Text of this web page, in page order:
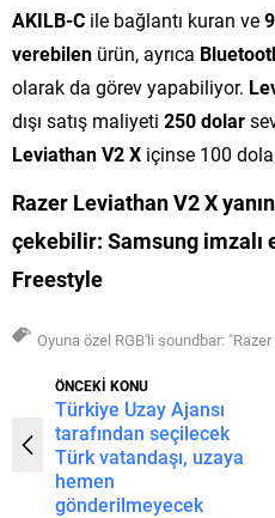
AKILB-C ile bağlantı kuran ve
verebilen ürün, ayrıca
olarak da görev yapabiliyor.
dışı satış maliyeti 250 dolar
Leviathan V2 X içinse 100
Razer Leviathan V2 X
çekebilir: Samsung
Freestyle
Oyuna özel RGB'li soundbar:
ÖNCEKİ KONU
Türkiye Uzay Ajansı
tarafından seçilecek
Türk vatandaşı, uzaya
hemen
gönderilmeyecek